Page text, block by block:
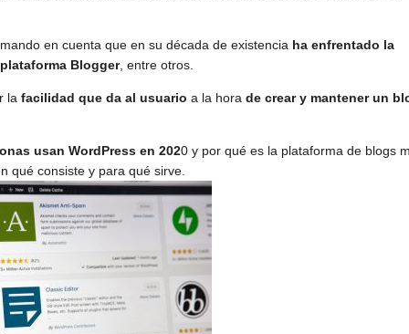
en cuenta que en su década de existencia ha enfrentado la
Blogger, entre otros.
lafacilidad que da al usuario a la horade crear y mantener un
usan WordPress en 2020 y por qué es la plataforma de blogs
qué consiste y para qué sirve.